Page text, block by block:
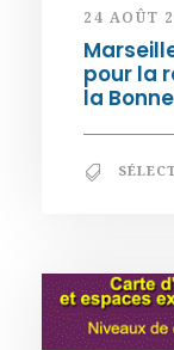
24 AOÛT
pour la
la